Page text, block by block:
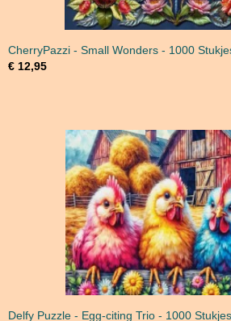
CherryPazzi - Small Wonders - 1000
€ 12,95
Delfy Puzzle - Egg-citing Trio - 1000 Stukjes